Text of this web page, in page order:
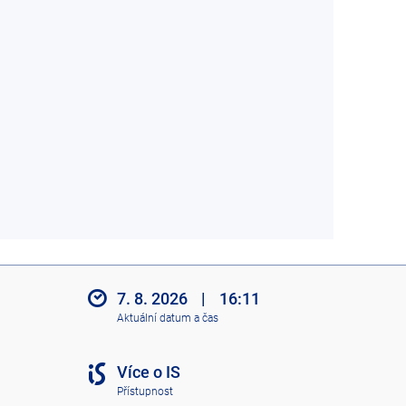
7. 8. 2026 | 16:11
Aktuální datum a čas
Více o IS
Přístupnost